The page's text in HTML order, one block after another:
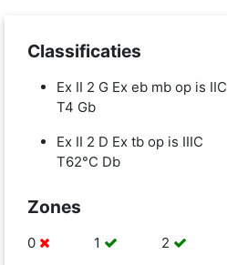
Classificaties
Ex II 2 G Ex eb mb op is IIC
T4 Gb
Ex II 2 D Ex tb op is IIIC
T62°C Db
Zones
0 1
2